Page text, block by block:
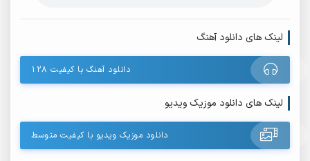
لینک های دانلود آهنگ
دانلود آهنگ با کیفیت ۱۲۸
لینک های دانلود موزیک ویدیو
دانلود موزیک ویدیو با کیفیت متوسط